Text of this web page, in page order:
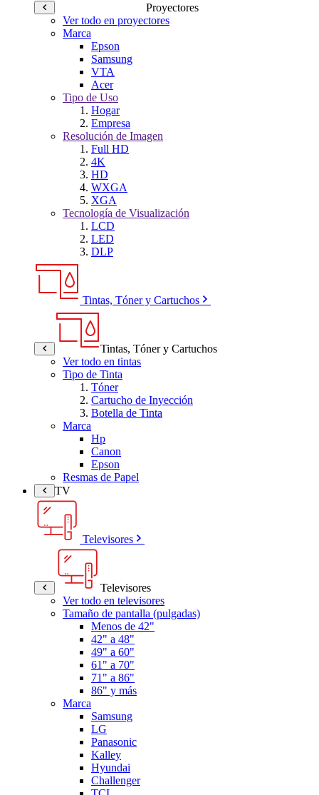
Proyectores
Ver todo en proyectores
Marca
Epson
Samsung
VTA
Acer
Tipo de Uso
Hogar
Empresa
Resolución de Imagen
Full HD
4K
HD
WXGA
XGA
Tecnología de Visualización
LCD
LED
DLP
Tintas, Tóner y Cartuchos
Tintas, Tóner y Cartuchos
Ver todo en tintas
Tipo de Tinta
Tóner
Cartucho de Inyección
Botella de Tinta
Marca
Hp
Canon
Epson
Resmas de Papel
TV
Televisores
Televisores
Ver todo en televisores
Tamaño de pantalla (pulgadas)
Menos de 42"
42" a 48"
49" a 60"
61" a 70"
71" a 86"
86" y más
Marca
Samsung
LG
Panasonic
Kalley
Hyundai
Challenger